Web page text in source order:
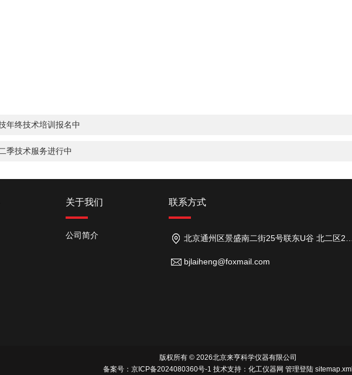
年终技术培训报名中
季技术服务进行中
关于我们
公司简介
联系方式
北京通州区景盛南二街25号联东U谷 北二区26号楼
bjlaiheng@foxmail.com
版权所有 © 2026北京来亨科学仪器有限公司
备案号：京ICP备2024080360号-1 技术支持： 化工仪器网 管理登陆 sitemap.xml